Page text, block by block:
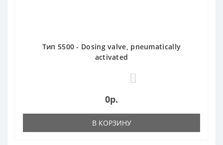
Тип 5500 - Dosing valve, pneumatically
activated
0р.
В КОРЗИНУ